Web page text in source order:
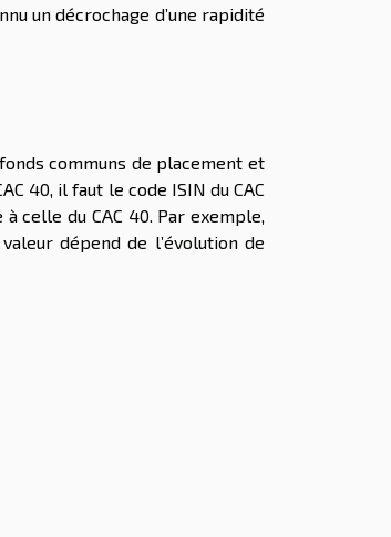
un décrochage d’une rapidité
communs de placement et
40, il faut le code ISIN du CAC
celle du CAC 40. Par exemple,
dépend de l’évolution de